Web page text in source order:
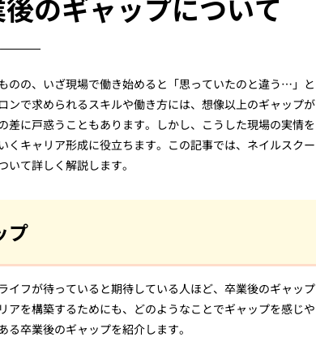
のギャップについて
のの、いざ現場で働き始めると「思っていたのと違う…」と
で求められるスキルや働き方には、想像以上のギャップが
に戸惑うこともあります。しかし、こうした現場の実情を
キャリア形成に役立ちます。この記事では、ネイルスクー
て詳しく解説します。
プ
フが待っていると期待している人ほど、卒業後のギャップ
を構築するためにも、どのようなことでギャップを感じや
卒業後のギャップを紹介します。